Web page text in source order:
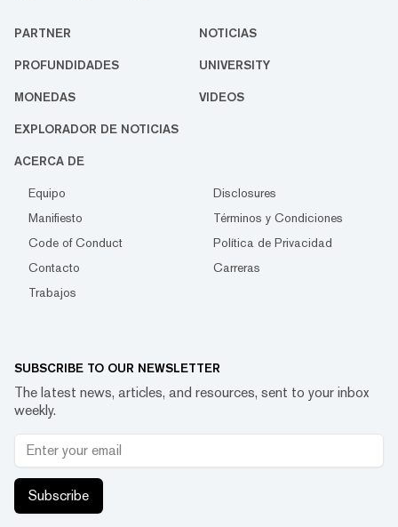
PARTNER NOTICIAS
PROFUNDIDADES UNIVERSITY
MONEDAS VIDEOS
EXPLORADOR DE NOTICIAS
ACERCA DE
Equipo
Disclosures
Manifiesto
Términos y Condiciones
Code of Conduct
Política de Privacidad
Contacto
Carreras
Trabajos
SUBSCRIBE TO OUR NEWSLETTER
The latest news, articles, and resources, sent to your inbox
weekly.
Subscribe